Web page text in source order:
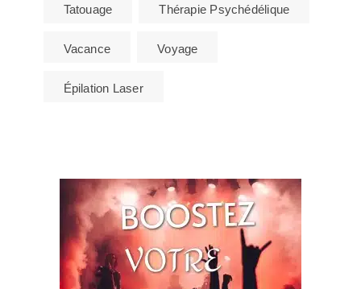
Tatouage Thérapie Psychédélique
Vacance Voyage
Épilation Laser